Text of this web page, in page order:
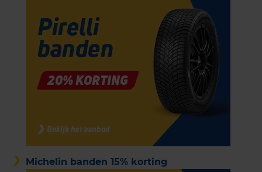
Michelin banden 15% korting